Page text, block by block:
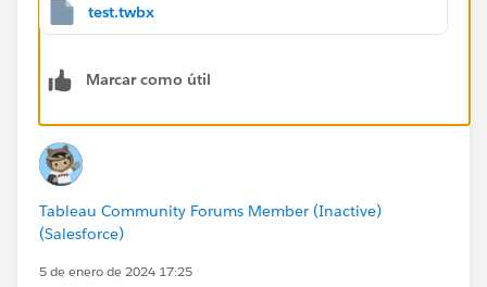
test.twbx
Marcar como útil
Tableau Community Forums Member (Inactive)
(Salesforce)
5 de enero de 2024 17:25